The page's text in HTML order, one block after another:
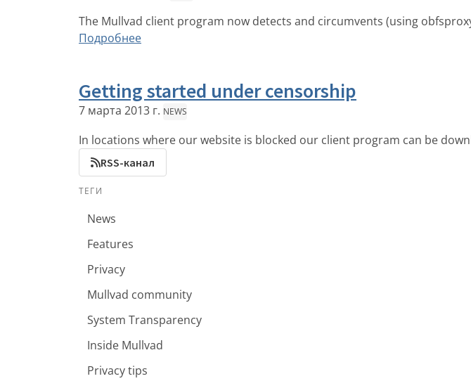
The Mullvad client program now detects and circumvents (using
Подробнее
Getting started under censorship
7 марта 2013 г. NEWS
In locations where our website is blocked our client program can be
RSS-канал
ТЕГИ
News
Features
Privacy
Mullvad community
System Transparency
Inside Mullvad
Privacy tips